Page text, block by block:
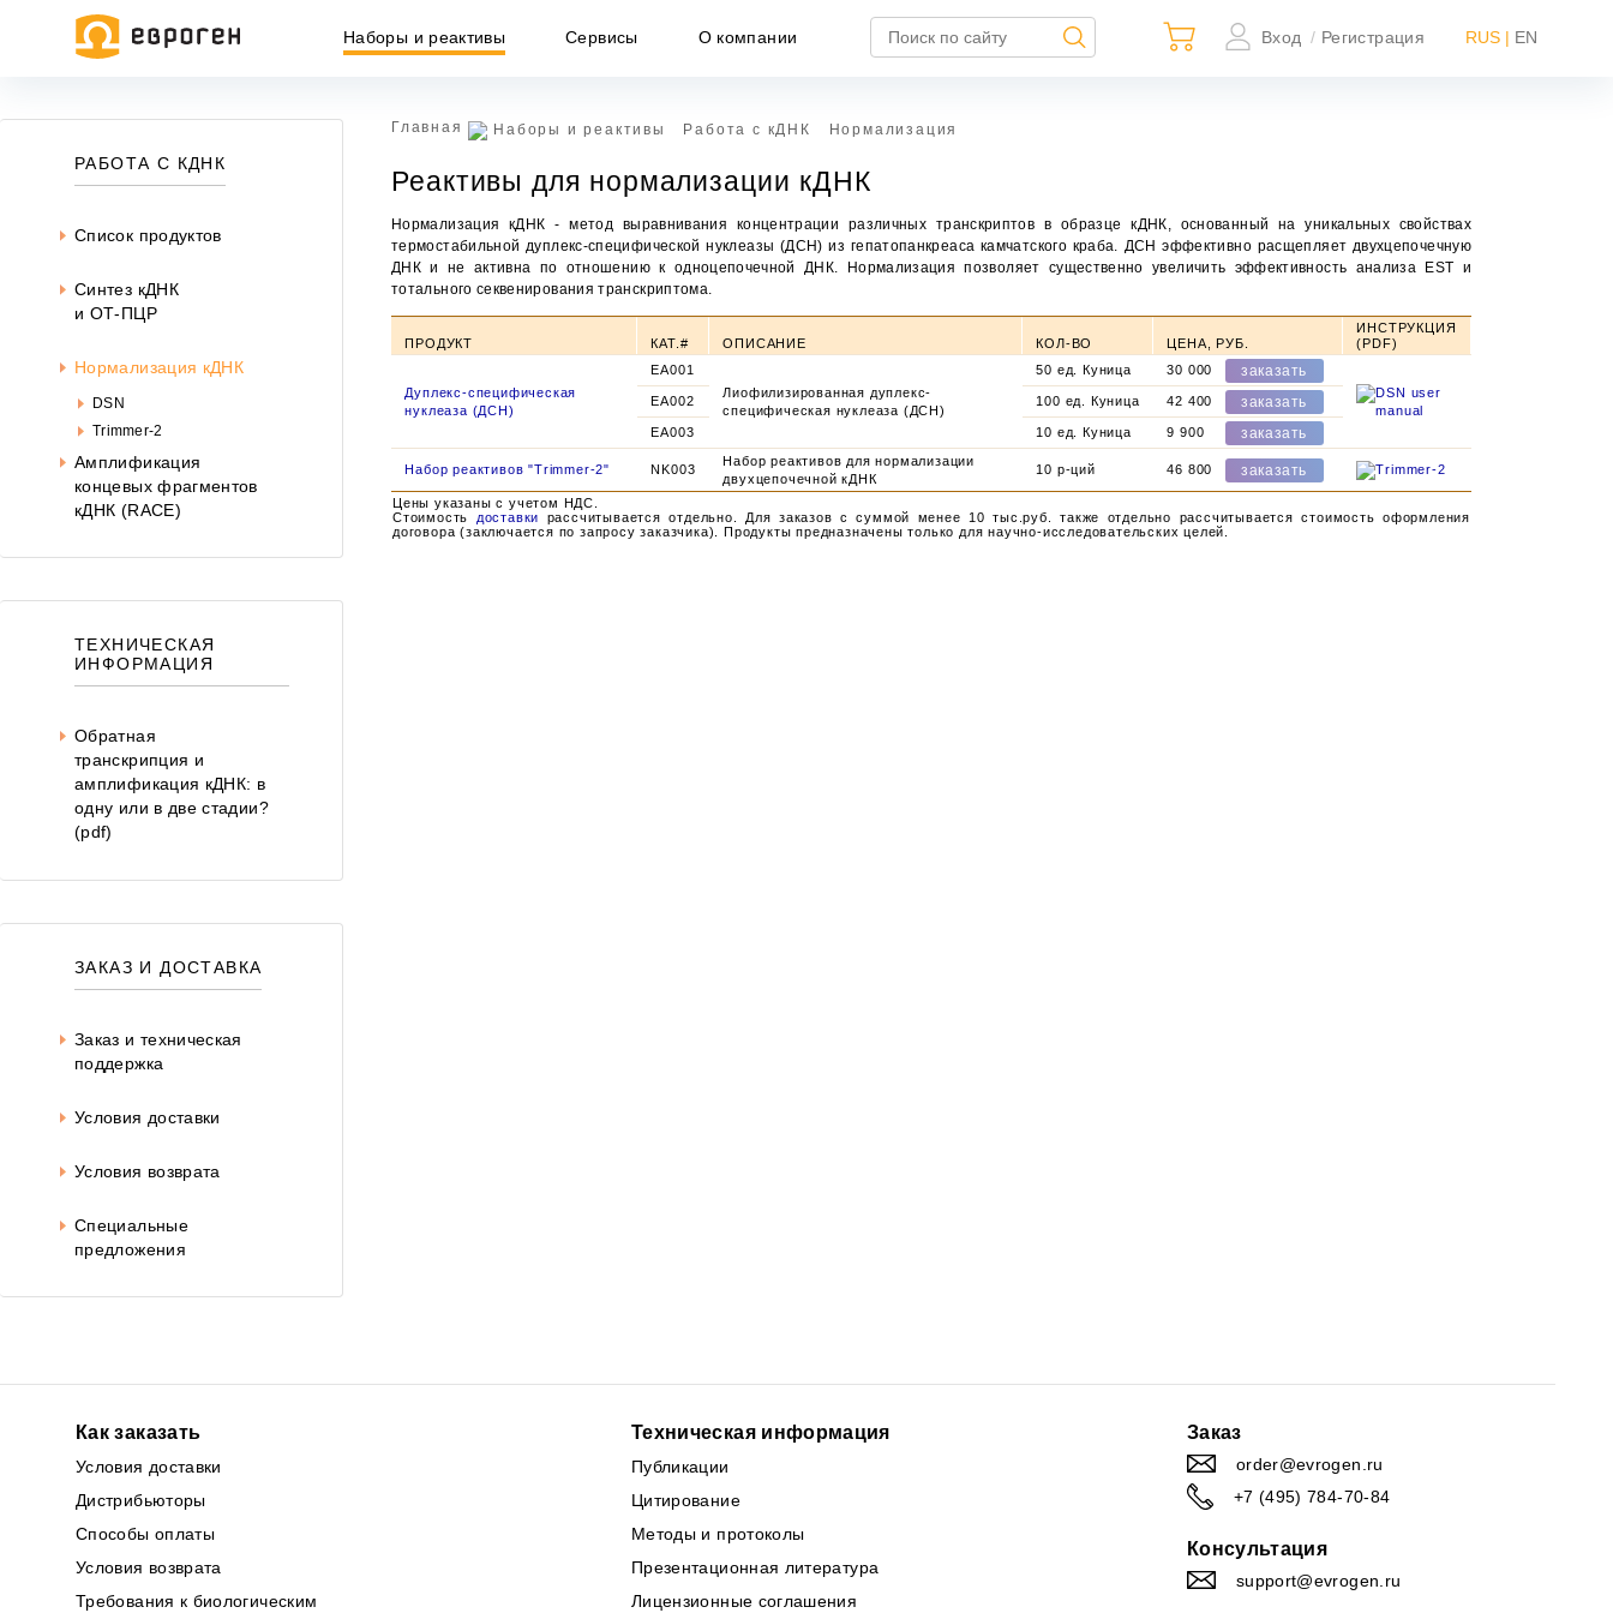
Наборы и реактивы Сервисы О компании Вход / Регистрация RUS | EN
РАБОТА С КДНК
Список продуктов
Cинтез кДНК
и ОТ-ПЦР
Нормализация кДНК
DSN
Trimmer-2
Амплификация
концевых фрагментов
кДНК (RACE)
ТЕХНИЧЕСКАЯ
ИНФОРМАЦИЯ
Обратная
транскрипция и
амплификация кДНК: в
одну или в две стадии?
(pdf)
ЗАКАЗ И ДОСТАВКА
Заказ и техническая
поддержка
Условия доставки
Условия возврата
Специальные
предложения
Главная Наборы и реактивы Работа с кДНК Нормализация
Реактивы для нормализации кДНК
Нормализация кДНК - метод выравнивания концентрации различных транскриптов в образце кДНК, основанный на уникальных свойствах
термостабильной дуплекс-специфической нуклеазы (ДСН) из гепатопанкреаса камчатского краба. ДСН эффективно расщепляет двухцепочечную
ДНК и не активна по отношению к одноцепочечной ДНК. Нормализация позволяет существенно увеличить эффективность анализа EST и
тотального секвенирования транскриптома.
ПРОДУКТ КАТ.# ОПИСАНИЕ КОЛ-ВО ЦЕНА, РУБ.
ИНСТРУКЦИЯ
(PDF)
Цены указаны с учетом НДС.
Стоимость
доставки рассчитывается отдельно. Для заказов с суммой менее 10 тыс.руб. также отдельно рассчитывается стоимость оформления
договора (заключается по запросу заказчика). Продукты предназначены только для научно-исследовательских целей.
Дуплекс-специфическая
нуклеаза (ДСН)
EA001
Лиофилизированная дуплекс-
специфическая нуклеаза (ДСН)
50 ед. Куница 30 000
EA002 100 ед. Куница 42 400
EA003 10 ед. Куница 9 900
Набор реактивов "Trimmer-2" NK003
Набор реактивов для нормализации
двухцепочечной кДНК
10 р-ций 46 800
Как заказать
Условия доставки
Дистрибьюторы
Способы оплаты
Условия возврата
Требования к биологическим
Техническая информация
Публикации
Цитирование
Методы и протоколы
Презентационная литература
Лицензионные соглашения
Заказ
order@evrogen.ru
+7 (495) 784-70-84
Консультация
support@evrogen.ru
НЕ ЯВЛЯЕТСЯ ПУБЛИЧНОЙ ОФЕРТОЙ
×
Информация, представленная на сайте, носит исключительно
информационный характер и ни при каких условиях не является публичной
офертой, определяемой положениями статьи 437 ГК РФ.
Окончательная цена товара указывается в документе на оплату товара.